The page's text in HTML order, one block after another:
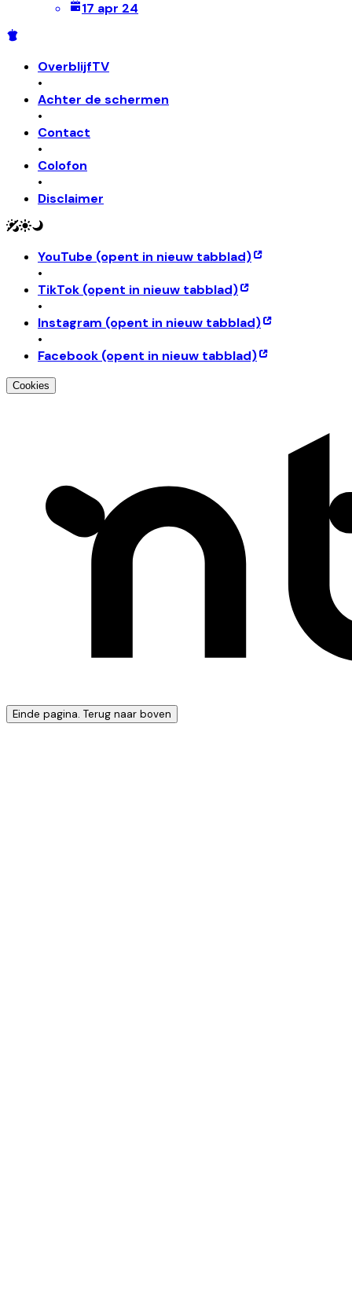
17 apr 24
OverblijfTV
•
Achter de schermen
•
Contact
•
Colofon
•
Disclaimer
YouTube (opent in nieuw tabblad)
•
TikTok (opent in nieuw tabblad)
•
Instagram (opent in nieuw tabblad)
•
Facebook (opent in nieuw tabblad)
Cookies
Einde pagina. Terug naar boven